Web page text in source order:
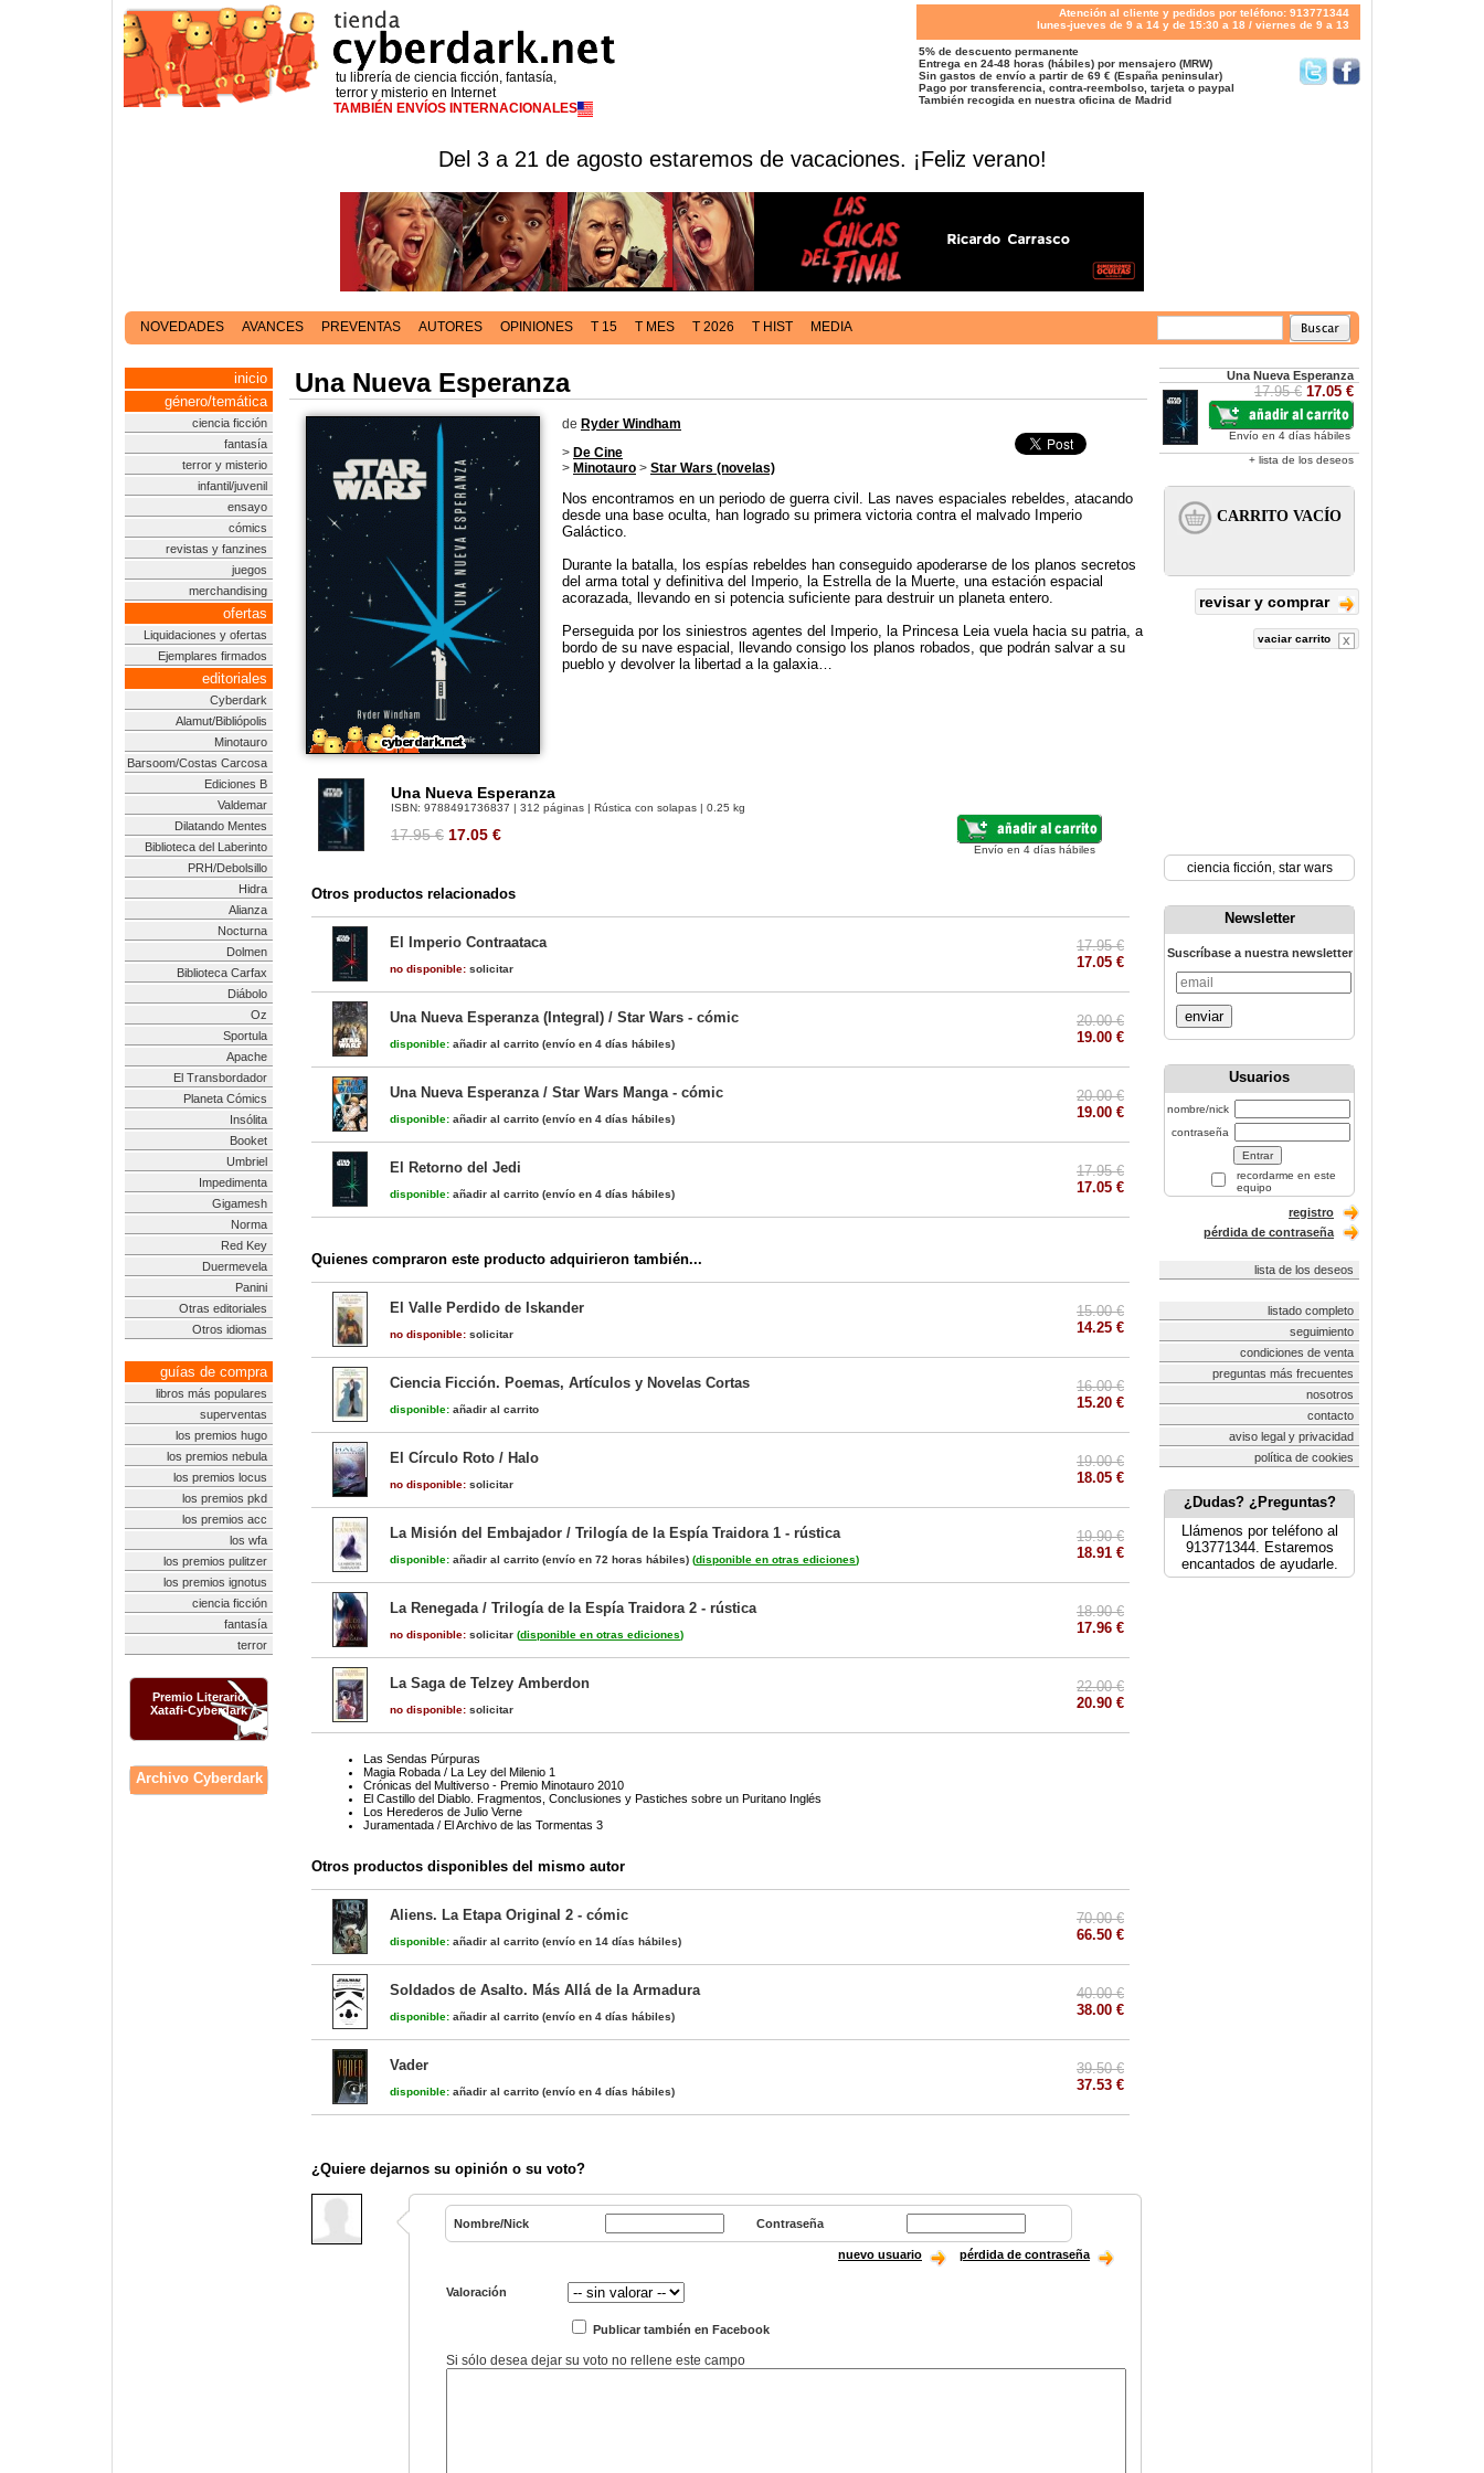
tu librería de ciencia ficción, fantasía,
terror y misterio en Internet
TAMBIÉN ENVÍOS INTERNACIONALES
Atención al cliente y pedidos por teléfono: 913771344
lunes-jueves de 9 a 14 y de 15:30 a 18 / viernes de 9 a 13
5% de descuento permanente
Entrega en 24-48 horas (hábiles) por mensajero (MRW)
Sin gastos de envío a partir de 69 € (España peninsular)
Pago por transferencia, contra-reembolso, tarjeta o paypal
También recogida en nuestra oficina de Madrid
Del 3 a 21 de agosto estaremos de vacaciones. ¡Feliz verano!
NOVEDADES AVANCES PREVENTAS AUTORES OPINIONES T 15 T MES T 2026 T HIST MEDIA
inicio
género/temática
ciencia ficción
fantasía
terror y misterio
infantil/juvenil
ensayo
cómics
revistas y fanzines
juegos
merchandising
ofertas
Liquidaciones y ofertas
Ejemplares firmados
editoriales
Cyberdark
Alamut/Bibliópolis
Minotauro
Barsoom/Costas Carcosa
Ediciones B
Valdemar
Dilatando Mentes
Biblioteca del Laberinto
PRH/Debolsillo
Hidra
Alianza
Nocturna
Dolmen
Biblioteca Carfax
Diábolo
Oz
Sportula
Apache
El Transbordador
Planeta Cómics
Insólita
Booket
Umbriel
Impedimenta
Gigamesh
Norma
Red Key
Duermevela
Panini
Otras editoriales
Otros idiomas
guías de compra
libros más populares
superventas
los premios hugo
los premios nebula
los premios locus
los premios pkd
los premios acc
los wfa
los premios pulitzer
los premios ignotus
ciencia ficción
fantasía
terror
Premio Literario
Xatafi-Cyberdark
Archivo Cyberdark
Una Nueva Esperanza
de Ryder Windham
> De Cine
> Minotauro > Star Wars (novelas)
Nos encontramos en un periodo de guerra civil. Las naves espaciales rebeldes, atacando
desde una base oculta, han logrado su primera victoria contra el malvado Imperio
Galáctico.
Durante la batalla, los espías rebeldes han conseguido apoderarse de los planos secretos
del arma total y definitiva del Imperio, la Estrella de la Muerte, una estación espacial
acorazada, llevando en si potencia suficiente para destruir un planeta entero.
Perseguida por los siniestros agentes del Imperio, la Princesa Leia vuela hacia su patria, a
bordo de su nave espacial, llevando consigo los planos robados, que podrán salvar a su
pueblo y devolver la libertad a la galaxia…
Una Nueva Esperanza
ISBN: 9788491736837 | 312 páginas | Rústica con solapas | 0.25 kg
17.95 € 17.05 €
Envío en 4 días hábiles
Otros productos relacionados
El Imperio Contraataca
no disponible: solicitar
17.95 €
17.05 €
Una Nueva Esperanza (Integral) / Star Wars - cómic
disponible: añadir al carrito (envío en 4 días hábiles)
20.00 €
19.00 €
Una Nueva Esperanza / Star Wars Manga - cómic
disponible: añadir al carrito (envío en 4 días hábiles)
20.00 €
19.00 €
El Retorno del Jedi
disponible: añadir al carrito (envío en 4 días hábiles)
17.95 €
17.05 €
Quienes compraron este producto adquirieron también...
El Valle Perdido de Iskander
no disponible: solicitar
15.00 €
14.25 €
Ciencia Ficción. Poemas, Artículos y Novelas Cortas
disponible: añadir al carrito
16.00 €
15.20 €
El Círculo Roto / Halo
no disponible: solicitar
19.00 €
18.05 €
La Misión del Embajador / Trilogía de la Espía Traidora 1 - rústica
disponible: añadir al carrito (envío en 72 horas hábiles) (disponible en otras ediciones)
19.90 €
18.91 €
La Renegada / Trilogía de la Espía Traidora 2 - rústica
no disponible: solicitar (disponible en otras ediciones)
18.90 €
17.96 €
La Saga de Telzey Amberdon
no disponible: solicitar
22.00 €
20.90 €
Las Sendas Púrpuras
Magia Robada / La Ley del Milenio 1
Crónicas del Multiverso - Premio Minotauro 2010
El Castillo del Diablo. Fragmentos, Conclusiones y Pastiches sobre un Puritano Inglés
Los Herederos de Julio Verne
Juramentada / El Archivo de las Tormentas 3
Otros productos disponibles del mismo autor
Aliens. La Etapa Original 2 - cómic
disponible: añadir al carrito (envío en 14 días hábiles)
70.00 €
66.50 €
Soldados de Asalto. Más Allá de la Armadura
disponible: añadir al carrito (envío en 4 días hábiles)
40.00 €
38.00 €
Vader
disponible: añadir al carrito (envío en 4 días hábiles)
39.50 €
37.53 €
¿Quiere dejarnos su opinión o su voto?
Nombre/Nick Contraseña
nuevo usuario pérdida de contraseña
Valoración
Publicar también en Facebook
Si sólo desea dejar su voto no rellene este campo
Una Nueva Esperanza
17.95 € 17.05 €
Envío en 4 días hábiles
+ lista de los deseos
revisar y comprar
vaciar carrito
ciencia ficción, star wars
Newsletter
Suscríbase a nuestra newsletter
enviar
Usuarios
nombre/nick
contraseña
recordarme en este
equipo
registro
pérdida de contraseña
lista de los deseos
listado completo
seguimiento
condiciones de venta
preguntas más frecuentes
nosotros
contacto
aviso legal y privacidad
política de cookies
¿Dudas? ¿Preguntas?
Llámenos por teléfono al
913771344. Estaremos
encantados de ayudarle.